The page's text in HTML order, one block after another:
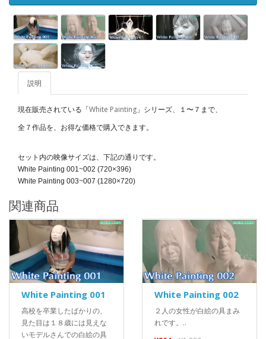
説明
現在販売されている「White Painting 」シリーズ、１〜７まで、
全７作品を、お得な価格で購入できます。
セット内の映像サイズは、下記の通りです。
White Painting 001~002 (720×396)
White Painting 003~007 (1280×720)
関連商品
White Painting 001
高校を卒業したばかりの、
見た目は１８歳には見えな
いモデルさんでの白絵の具
White Painting 002
２人の女性が白絵の具まみ
れです。..